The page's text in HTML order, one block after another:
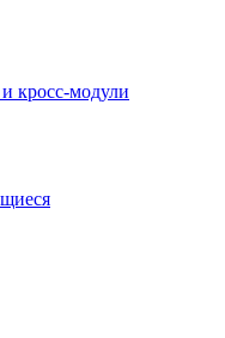
кросс-модули